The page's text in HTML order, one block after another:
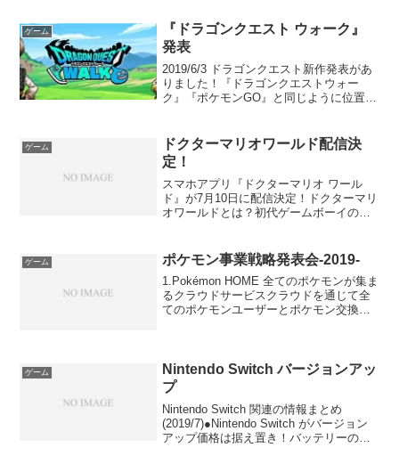
ゲーム
『ドラゴンクエスト ウォーク』
発表
2019/6/3 ドラゴンクエスト新作発表があ
りました！『ドラゴンクエストウォー
ク』『ポケモンGO』と同じように位置情
ス予定。正式リリースに向けて、6/1...
ゲーム
ドクターマリオワールド配信決
定！
スマホアプリ『ドクターマリオ ワール
ド』が7月10日に配信決定！ドクターマリ
オワールドとは？初代ゲームボーイの時
ーマリオ (大乱闘スマッシュブラザーズシ
リーズ)...
ゲーム ポケモン事業戦略発表会-2019-
1.Pokémon HOME 全てのポケモンが集ま
るクラウドサービスクラウドを通じて全
てのポケモンユーザーとポケモン交換が
ゲーム
Nintendo Switch バージョンアッ
プ
Nintendo Switch 関連の情報まとめ
(2019/7)●Nintendo Switch がバージョン
アップ価格は据え置き！バッテリーの持